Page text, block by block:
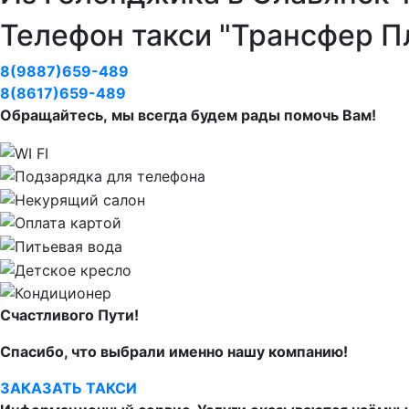
Телефон такси "Трансфер
8(9887)659-489
8(8617)659-489
Обращайтесь, мы всегда будем рады помочь Вам!
Счастливого Пути!
Спасибо, что выбрали именно нашу компанию!
ЗАКАЗАТЬ ТАКСИ